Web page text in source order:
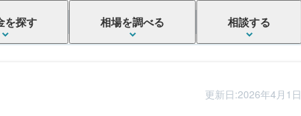
を探す 相場を調べる 相談する
更新日:2026年4月1日